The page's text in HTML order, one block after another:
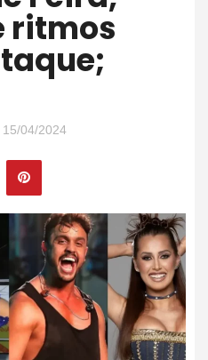
ritmos
15/04/2024